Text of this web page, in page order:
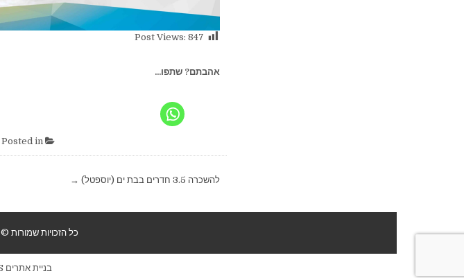
Post Views: 847
אהבתם? שתפו...
ניווט
להשכרה 3.5 חדרים בבת ים (יוספטל) →
כל הזכויות שמורות © 2017 אמהות מבת-ים
בניית אתרים WPEXPRESS